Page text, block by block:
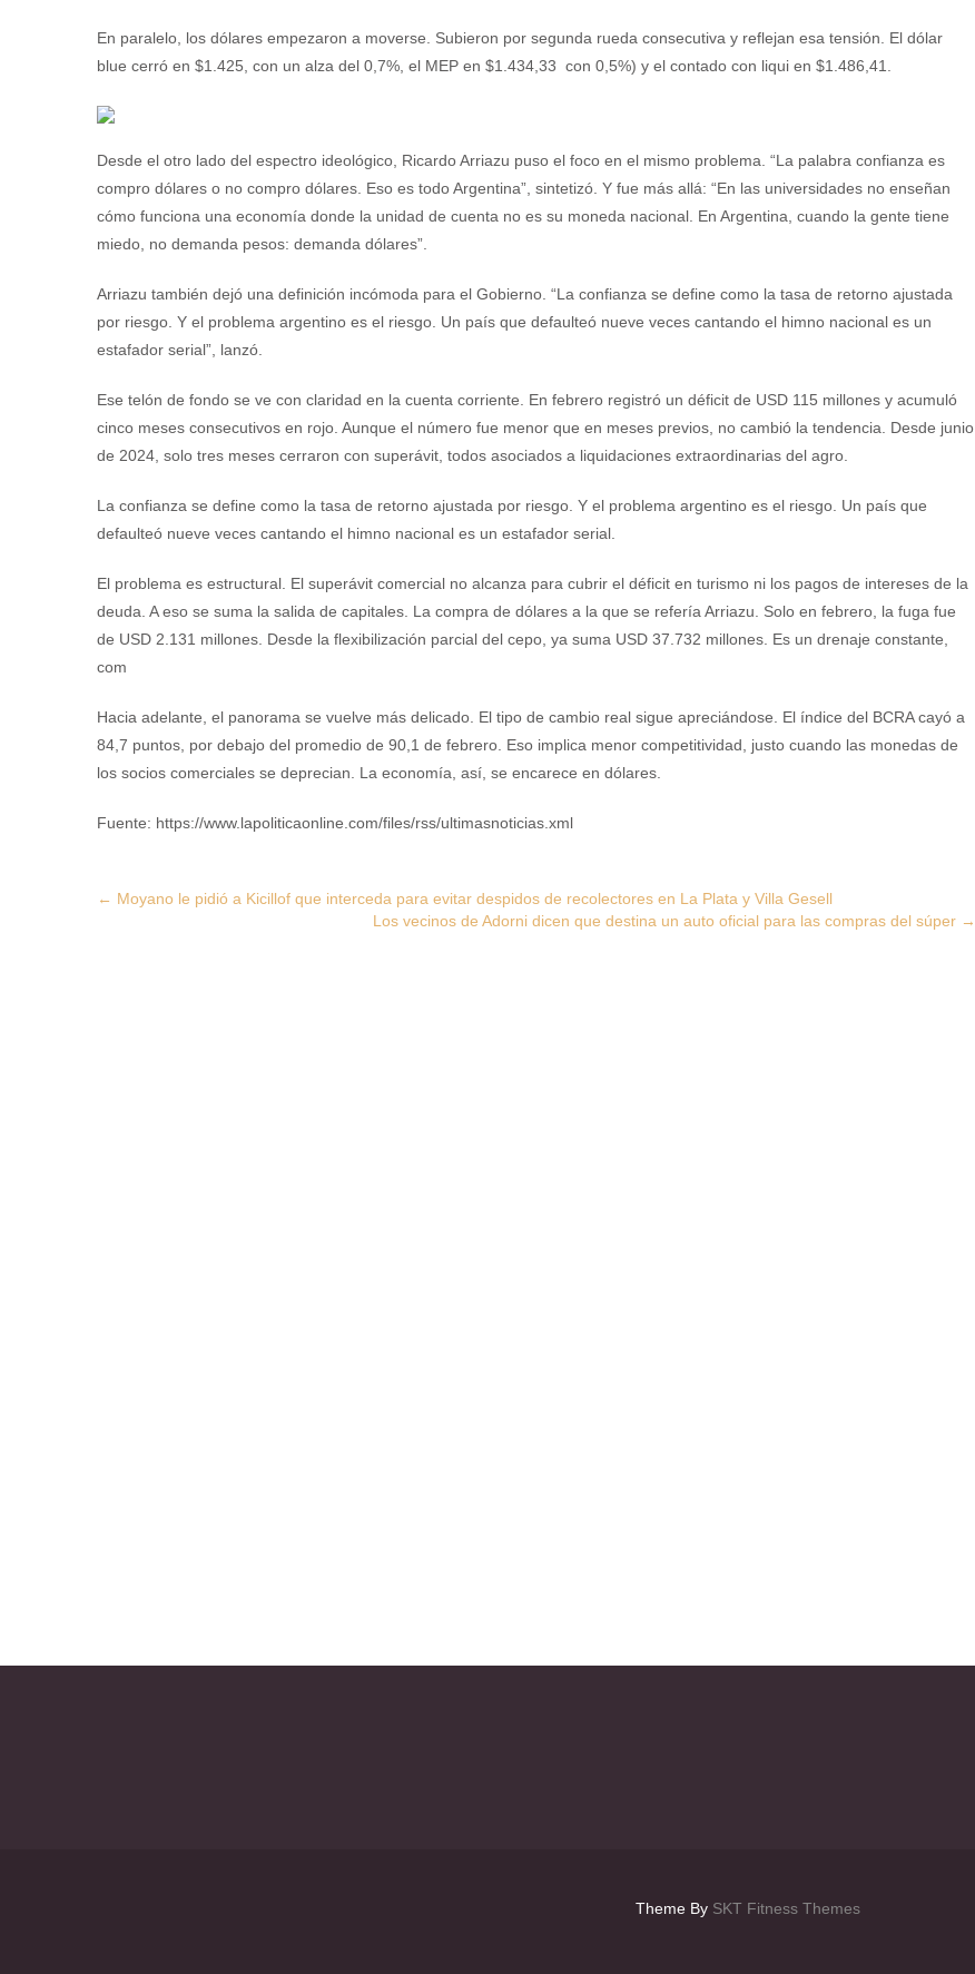
En paralelo, los dólares empezaron a moverse. Subieron por segunda rueda consecutiva y reflejan esa tensión. El dólar
blue cerró en $1.425, con un alza del 0,7%, el MEP en $1.434,33 con 0,5%) y el contado con liqui en $1.486,41.
Desde el otro lado del espectro ideológico, Ricardo Arriazu puso el foco en el mismo problema. “La palabra confianza es
compro dólares o no compro dólares. Eso es todo Argentina”, sintetizó. Y fue más allá: “En las universidades no enseñan
cómo funciona una economía donde la unidad de cuenta no es su moneda nacional. En Argentina, cuando la gente tiene
miedo, no demanda pesos: demanda dólares”.
Arriazu también dejó una definición incómoda para el Gobierno. “La confianza se define como la tasa de retorno ajustada
por riesgo. Y el problema argentino es el riesgo. Un país que defaulteó nueve veces cantando el himno nacional es un
estafador serial”, lanzó.
Ese telón de fondo se ve con claridad en la cuenta corriente. En febrero registró un déficit de USD 115 millones y acumuló
cinco meses consecutivos en rojo. Aunque el número fue menor que en meses previos, no cambió la tendencia. Desde junio
de 2024, solo tres meses cerraron con superávit, todos asociados a liquidaciones extraordinarias del agro.
La confianza se define como la tasa de retorno ajustada por riesgo. Y el problema argentino es el riesgo. Un país que
defaulteó nueve veces cantando el himno nacional es un estafador serial.
El problema es estructural. El superávit comercial no alcanza para cubrir el déficit en turismo ni los pagos de intereses de la
deuda. A eso se suma la salida de capitales. La compra de dólares a la que se refería Arriazu. Solo en febrero, la fuga fue
de USD 2.131 millones. Desde la flexibilización parcial del cepo, ya suma USD 37.732 millones. Es un drenaje constante,
com
Hacia adelante, el panorama se vuelve más delicado. El tipo de cambio real sigue apreciándose. El índice del BCRA cayó a
84,7 puntos, por debajo del promedio de 90,1 de febrero. Eso implica menor competitividad, justo cuando las monedas de
los socios comerciales se deprecian. La economía, así, se encarece en dólares.
Fuente: https://www.lapoliticaonline.com/files/rss/ultimasnoticias.xml
Post
← Moyano le pidió a Kicillof que interceda para evitar despidos de recolectores en La Plata y Villa Gesell
Los vecinos de Adorni dicen que destina un auto oficial para las compras del súper →
Theme By SKT Fitness Themes